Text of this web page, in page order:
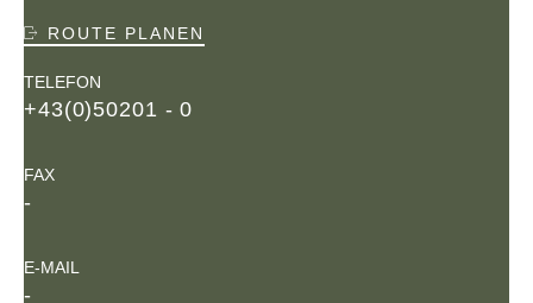
ROUTE PLANEN
TELEFON
+43(0)50201 - 0
FAX
-
E-MAIL
-